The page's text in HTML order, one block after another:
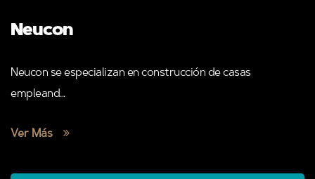
Neucon
Neucon se especializan en construcción de casas
empleand...
Ver Más